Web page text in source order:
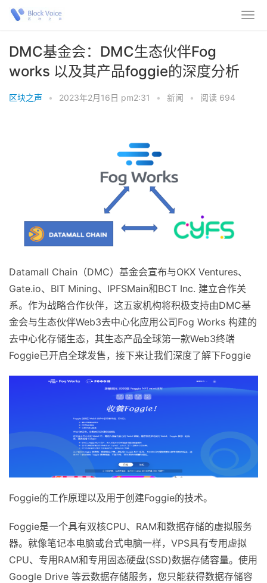
DMC基金会：DMC生态伙伴Fog
works 以及其产品foggie的深度分析
区块之声 • 2023年2月16日 pm2:31 • 新闻 • 阅读 694
Datamall Chain（DMC）基金会宣布与OKX Ventures、
Gate.io、BIT Mining、IPFSMain和BCT Inc. 建立合作关
系。作为战略合作伙伴，这五家机构将积极支持由DMC基
金会与生态伙伴Web3去中心化应用公司Fog Works 构建的
去中心化存储生态，其生态产品全球第一款Web3终端
Foggie已开启全球发售，接下来让我们深度了解下Foggie
Foggie的工作原理以及用于创建Foggie的技术。
Foggie是一个具有双核CPU、RAM和数据存储的虚拟服务
器。就像笔记本电脑或台式电脑一样，VPS具有专用虚拟
CPU、专用RAM和专用固态硬盘(SSD)数据存储容量。使用
Google Drive 等云数据存储服务，您只能获得数据存储容